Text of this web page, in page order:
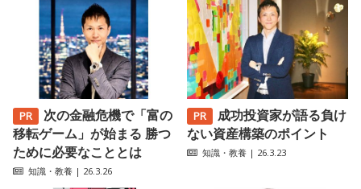
次の金融危機で「富の
移転ゲーム」が始まる 勝つ
ために必要なこととは
知識・教養 | 26.3.26
成功投資家が語る負け
ない資産構築のポイント
知識・教養 | 26.3.23